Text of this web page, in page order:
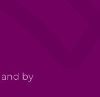
and by